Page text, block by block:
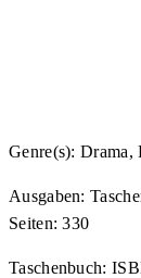
Genre(s): Drama,
Ausgaben:
Seiten: 330
Taschenbuch: